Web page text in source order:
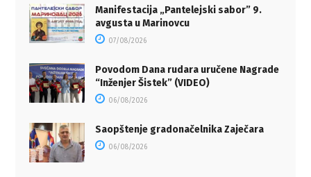
Manifestacija „Pantelejski sabor” 9.
avgusta u Marinovcu
07/08/2026
Povodom Dana rudara uručene Nagrade
“Inženjer Šistek” (VIDEO)
06/08/2026
Saopštenje gradonačelnika Zaječara
06/08/2026